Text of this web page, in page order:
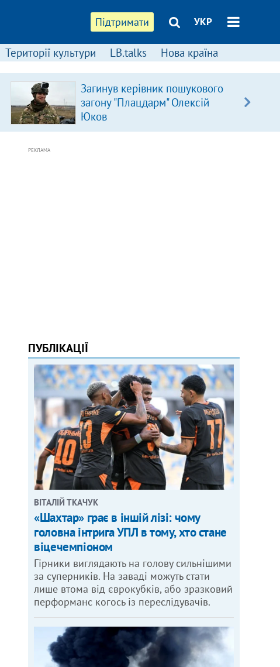
Підтримати УКР
Території культури LB.talks Нова країна
Загинув керівник пошукового
загону "Плацдарм" Олексій
Юков
РЕКЛАМА
ПУБЛІКАЦІЇ
ВІТАЛІЙ ТКАЧУК
«Шахтар» грає в іншій лізі: чому
головна інтрига УПЛ в тому, хто стане
віцечемпіоном
Гірники виглядають на голову сильнішими
за суперників. На заваді можуть стати
лише втома від єврокубків, або зразковий
перформанс когось із переслідувачів.